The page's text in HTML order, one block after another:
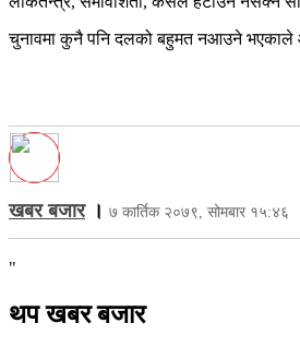
चुनावमा कुनै पनि दलको बहुमत नआउने भएकाले
खबर बजार। ७ कार्तिक २०७९, सोमबार १५:४६
"
थप खबर बजार